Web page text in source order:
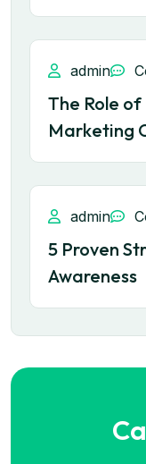
admin
The Role
Marketing
admin
5 Proven
Awareness